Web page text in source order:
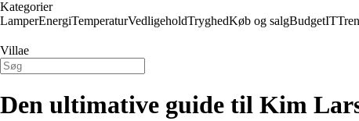
Kategorier
LamperEnergiTemperaturVedligeholdTryghedKøb og salgBudgetIT
Villae
Den ultimative guide til Kim